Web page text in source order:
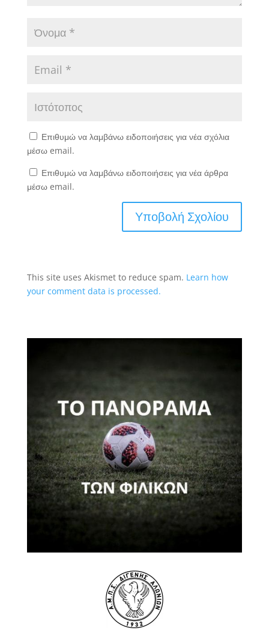
Επιθυμώ να λαμβάνω ειδοποιήσεις για νέα σχόλια
μέσω email.
Επιθυμώ να λαμβάνω ειδοποιήσεις για νέα άρθρα
μέσω email.
This site uses Akismet to reduce spam. Learn how
your comment data is processed.